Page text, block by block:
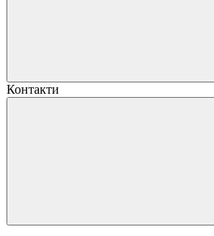
Контакти